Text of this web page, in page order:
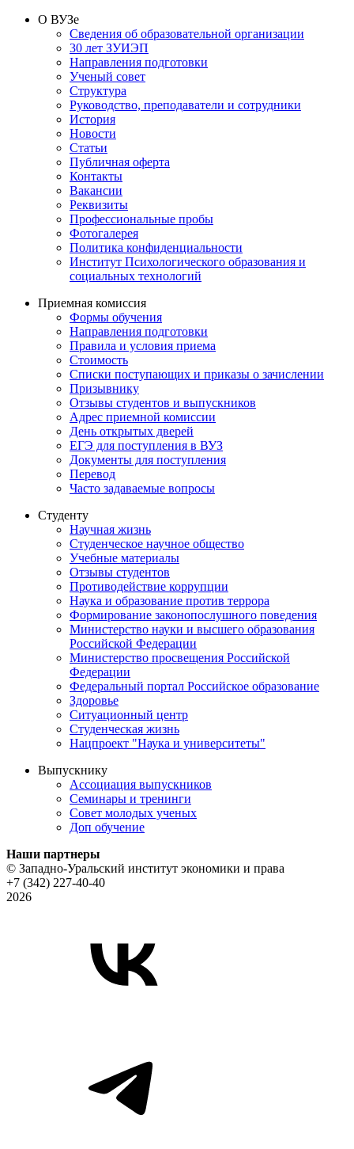
О ВУЗе
Сведения об образовательной организации
30 лет ЗУИЭП
Направления подготовки
Ученый совет
Структура
Руководство, преподаватели и сотрудники
История
Новости
Статьи
Публичная оферта
Контакты
Вакансии
Реквизиты
Профессиональные пробы
Фотогалерея
Политика конфиденциальности
Институт Психологического образования и
социальных технологий
Приемная комиссия
Формы обучения
Направления подготовки
Правила и условия приема
Стоимость
Списки поступающих и приказы о зачислении
Призывнику
Отзывы студентов и выпускников
Адрес приемной комиссии
День открытых дверей
ЕГЭ для поступления в ВУЗ
Документы для поступления
Перевод
Часто задаваемые вопросы
Студенту
Научная жизнь
Студенческое научное общество
Учебные материалы
Отзывы студентов
Противодействие коррупции
Наука и образование против террора
Формирование законопослушного поведения
Министерство науки и высшего образования
Российской Федерации
Министерство просвещения Российской
Федерации
Федеральный портал Российское образование
Здоровье
Ситуационный центр
Студенческая жизнь
Нацпроект "Наука и университеты"
Выпускнику
Ассоциация выпускников
Семинары и тренинги
Совет молодых ученых
Доп обучение
Наши партнеры
© Западно-Уральский институт экономики и права
+7 (342) 227-40-40
2026